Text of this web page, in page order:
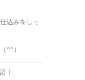
込みをしっ
^^）
|